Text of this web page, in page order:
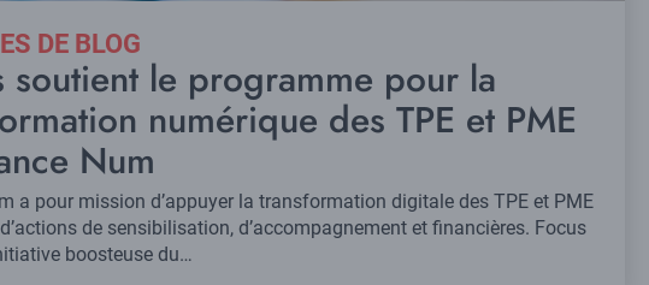
DE BLOG
soutient le programme pour la
numérique des TPE et PME
Num
a pour mission d’appuyer la transformation digitale des TPE et PME
de sensibilisation, d’accompagnement et financières. Focus
boosteuse du…